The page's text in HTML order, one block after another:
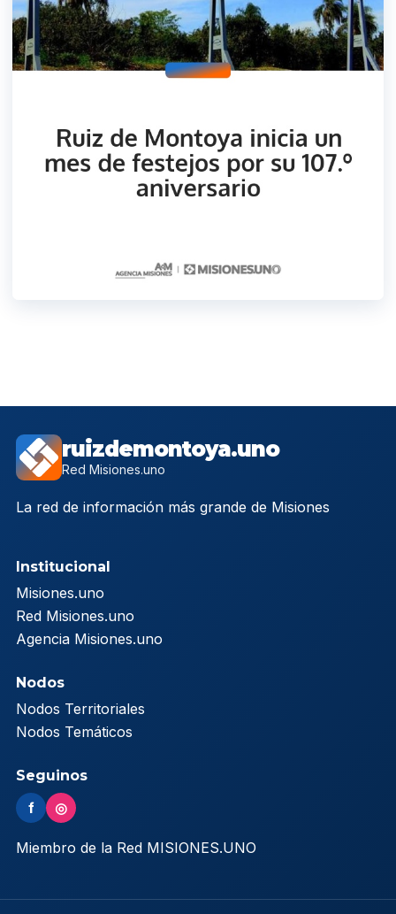
ruizdemontoya.uno
Red Misiones.uno
La red de información más grande de Misiones
Institucional
Misiones.uno
Red Misiones.uno
Agencia Misiones.uno
Nodos
Nodos Territoriales
Nodos Temáticos
Seguinos
f ◎
Miembro de la Red MISIONES.UNO